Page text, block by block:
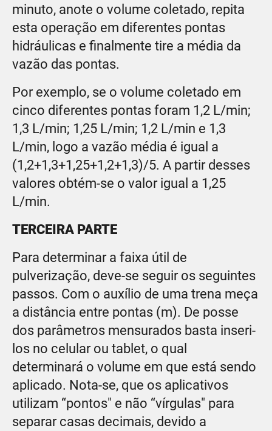
minuto, anote o volume coletado, repita
esta operação em diferentes pontas
hidráulicas e finalmente tire a média da
vazão das pontas.
Por exemplo, se o volume coletado em
cinco diferentes pontas foram 1,2 L/min;
1,3 L/min; 1,25 L/min; 1,2 L/min e 1,3
L/min, logo a vazão média é igual a
(1,2+1,3+1,25+1,2+1,3)/5. A partir desses
valores obtém-se o valor igual a 1,25
L/min.
TERCEIRA PARTE
Para determinar a faixa útil de
pulverização, deve-se seguir os seguintes
passos. Com o auxílio de uma trena meça
a distância entre pontas (m). De posse
dos parâmetros mensurados basta inseri-
los no celular ou tablet, o qual
determinará o volume em que está sendo
aplicado. Nota-se, que os aplicativos
utilizam “pontos" e não “vírgulas" para
separar casas decimais, devido a